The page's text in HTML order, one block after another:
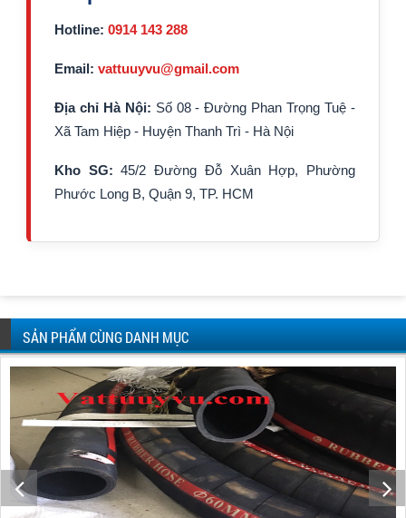
Hotline: 0914 143 288
Email: vattuuyvu@gmail.com
Địa chỉ Hà Nội: Số 08 - Đường Phan Trọng Tuệ -
Xã Tam Hiệp - Huyện Thanh Trì - Hà Nội
Kho SG: 45/2 Đường Đỗ Xuân Hợp, Phường
Phước Long B, Quận 9, TP. HCM
SẢN PHẨM CÙNG DANH MỤC